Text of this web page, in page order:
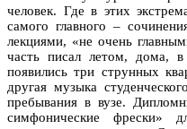
человек. Где в этих
самого главного –
лекциями, «не очень
часть писал летом, дома,
появились три струнных
другая музыка
пребывания в вузе.
симфонические фрески»